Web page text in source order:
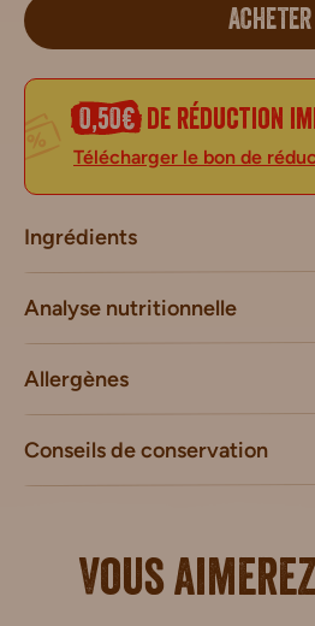
ACHETER
0,50€de réduction
Télécharger le bon de
Ingrédients
Analyse nutritionnelle
Allergènes
Conseils de conservation
Vous